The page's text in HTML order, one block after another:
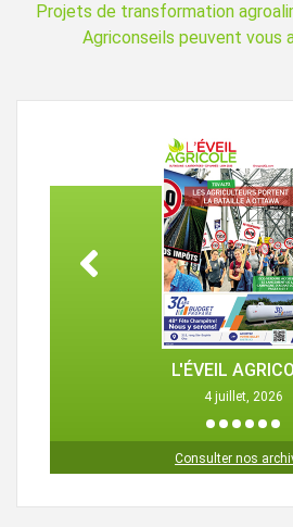
Projets de transformation
Agriconseils peuvent vous
L'ÉVEIL
4 juillet, 2026
1 2 3 4 5
Consulter nos